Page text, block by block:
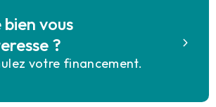
bien vous
?
votre financement.